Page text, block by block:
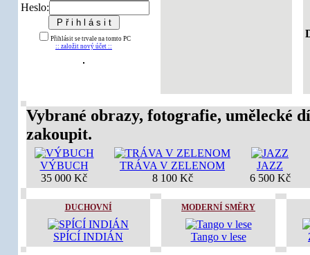
Heslo:
Přihlásit se trvale na tomto PC
:: založit nový účet ::
Vybrané obrazy, fotografie, umělecké
zakoupit.
VÝBUCH
35 000 Kč
TRÁVA V ZELENOM
8 100 Kč
JAZZ
6 500 Kč
DUCHOVNÍ
SPÍCÍ INDIÁN
MODERNÍ SMĚRY
Tango v lese